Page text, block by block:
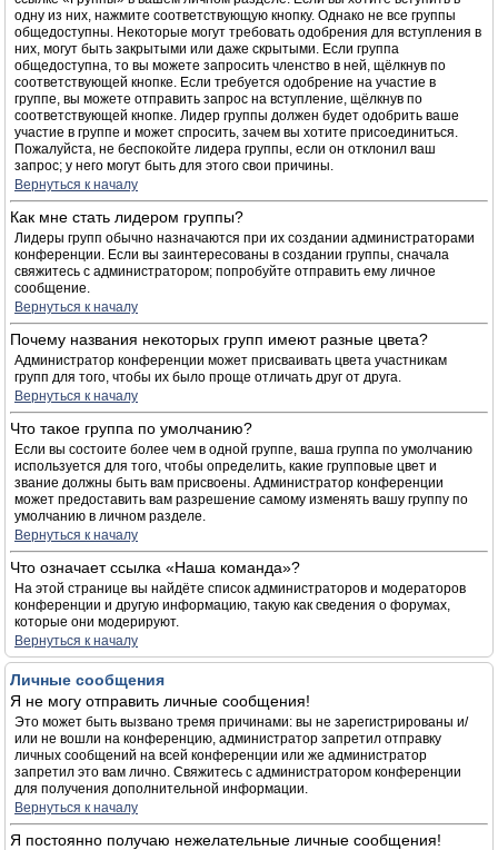
одну из них, нажмите соответствующую кнопку. Однако не все группы
общедоступны. Некоторые могут требовать одобрения для вступления в
них, могут быть закрытыми или даже скрытыми. Если группа
общедоступна, то вы можете запросить членство в ней, щёлкнув по
соответствующей кнопке. Если требуется одобрение на участие в
группе, вы можете отправить запрос на вступление, щёлкнув по
соответствующей кнопке. Лидер группы должен будет одобрить ваше
участие в группе и может спросить, зачем вы хотите присоединиться.
Пожалуйста, не беспокойте лидера группы, если он отклонил ваш
запрос; у него могут быть для этого свои причины.
Вернуться к началу
Как мне стать лидером группы?
Лидеры групп обычно назначаются при их создании администраторами
конференции. Если вы заинтересованы в создании группы, сначала
свяжитесь с администратором; попробуйте отправить ему личное
сообщение.
Вернуться к началу
Почему названия некоторых групп имеют разные цвета?
Администратор конференции может присваивать цвета участникам
групп для того, чтобы их было проще отличать друг от друга.
Вернуться к началу
Что такое группа по умолчанию?
Если вы состоите более чем в одной группе, ваша группа по умолчанию
используется для того, чтобы определить, какие групповые цвет и
звание должны быть вам присвоены. Администратор конференции
может предоставить вам разрешение самому изменять вашу группу по
умолчанию в личном разделе.
Вернуться к началу
Что означает ссылка «Наша команда»?
На этой странице вы найдёте список администраторов и модераторов
конференции и другую информацию, такую как сведения о форумах,
которые они модерируют.
Вернуться к началу
Личные сообщения
Я не могу отправить личные сообщения!
Это может быть вызвано тремя причинами: вы не зарегистрированы и/
или не вошли на конференцию, администратор запретил отправку
личных сообщений на всей конференции или же администратор
запретил это вам лично. Свяжитесь с администратором конференции
для получения дополнительной информации.
Вернуться к началу
Я постоянно получаю нежелательные личные сообщения!